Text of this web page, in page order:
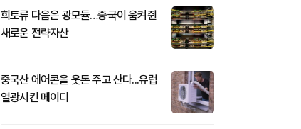
희토류 다음은 광모듈…중국이 움켜쥔
새로운 전략자산
중국산 에어콘을 웃돈 주고 산다...유럽
열광시킨 메이디